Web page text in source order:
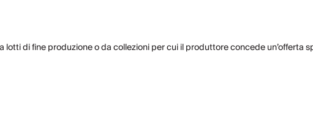
di fine produzione o da collezioni per cui il produttore concede un’offerta